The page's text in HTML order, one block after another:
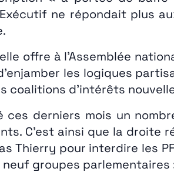
ne répondait plus
offre à l’Assemblée
les logiques
coalitions d’intérêts
ces derniers mois un
C’est ainsi que la droite
Thierry pour interdire les
groupes